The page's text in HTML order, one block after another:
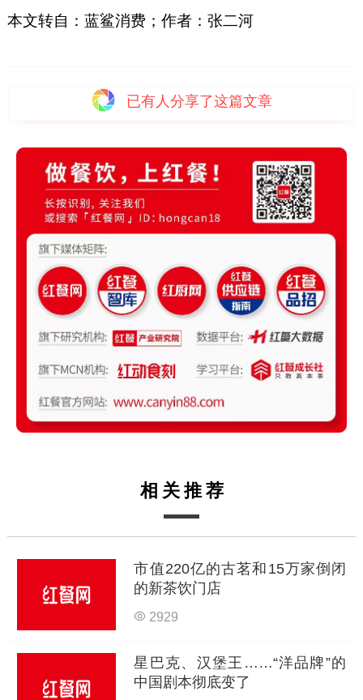
本文转自：蓝鲨消费；作者：张二河
已有人分享了这篇文章
相关推荐
市值220亿的古茗和15万家倒闭
的新茶饮门店
2929
星巴克、汉堡王……“洋品牌”的
中国剧本彻底变了